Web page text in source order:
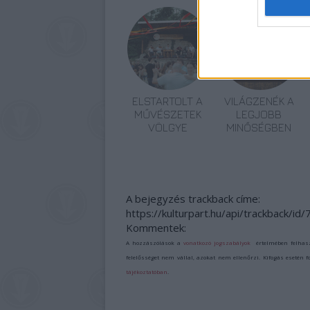
ELSTARTOLT A
MŰVÉSZETEK
VÖLGYE
VILÁGZENÉK A
LEGJOBB
MINŐSÉGBEN
A bejegyzés trackback címe:
https://kulturpart.hu/api/trackback/id/
Kommentek:
A hozzászólások avonatkozó jogszabályok értelmében
felelősséget nem vállal, azokat nem ellenőrzi. Kifogás esetén
tájékoztatóban